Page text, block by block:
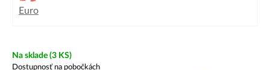
Euro
Na sklade (3 KS)
Dostupnosť na pobočkách